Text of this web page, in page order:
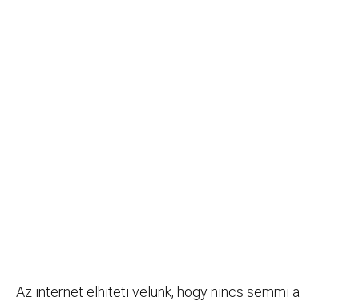
Az internet elhiteti velünk, hogy nincs semmi a